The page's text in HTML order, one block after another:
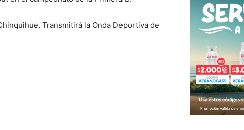
Transmitirá la Onda Deportiva de